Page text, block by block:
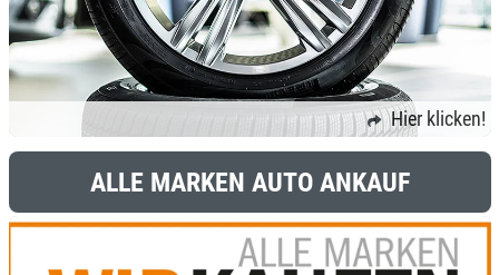
Hier klicken!
ALLE MARKEN AUTO ANKAUF